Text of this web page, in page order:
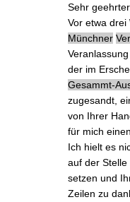
Sehr geehrter
Vor etwa
Münchner
der im
Gesammt-
zugesandt,
von Ihrer
für mich
Ich hielt es
auf der Stelle
setzen und
Zeilen zu